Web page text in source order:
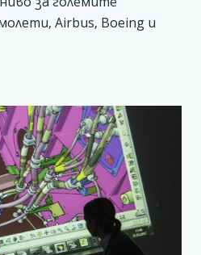
Airbus, Boeing и